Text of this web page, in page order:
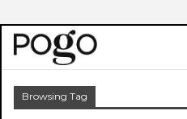
Browsing Tag